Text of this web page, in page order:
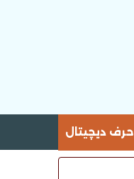
حرف ديچيتال